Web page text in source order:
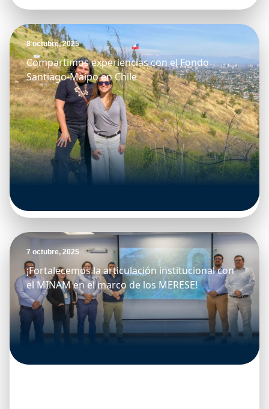
8 octubre, 2025
Compartimos experiencias con el Fondo
Santiago-Maipo en Chile
7 octubre, 2025
¡Fortalecemos la articulación institucional con
el MINAM en el marco de los MERESE!